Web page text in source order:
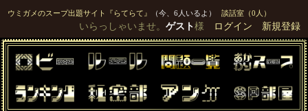
ウミガメのスープ出題サイト『らてらて』 （今、6人いるよ） 談話室（0人）
いらっしゃいませ。 ゲスト様 ログイン 新規登録